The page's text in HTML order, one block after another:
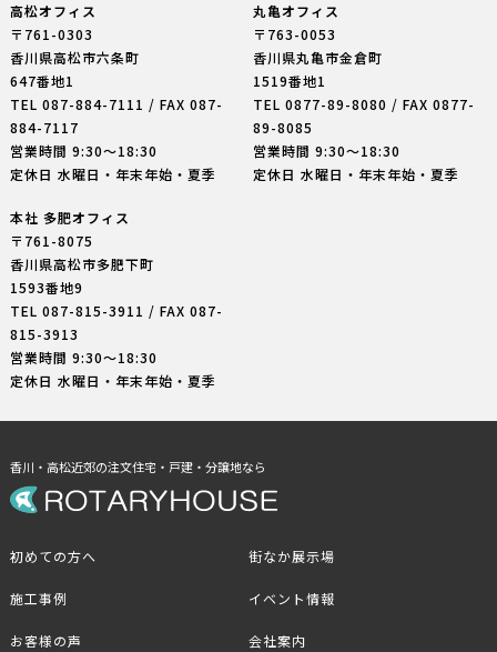
高松オフィス
〒761-0303
香川県高松市六条町
647番地1
TEL 087-884-7111 / FAX 087-
884-7117
営業時間 9:30〜18:30
定休日 水曜日・年末年始・夏季
丸亀オフィス
〒763-0053
香川県丸亀市金倉町
1519番地1
TEL0877-89-8080 / FAX 0877-
89-8085
営業時間 9:30〜18:30
定休日 水曜日・年末年始・夏季
本社 多肥オフィス
〒761-8075
香川県高松市多肥下町
1593番地9
TEL 087-815-3911 / FAX 087-
815-3913
営業時間 9:30〜18:30
定休日 水曜日・年末年始・夏季
香川・高松近郊の注文住宅・戸建・分譲地なら
初めての方へ
施工事例
お客様の声
街なか展示場
イベント情報
会社案内